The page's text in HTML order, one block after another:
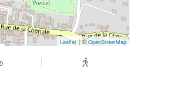
Leaflet| ©OpenStreetMap